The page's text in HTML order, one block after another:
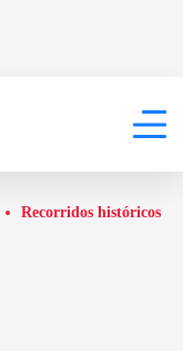
Recorridos históricos